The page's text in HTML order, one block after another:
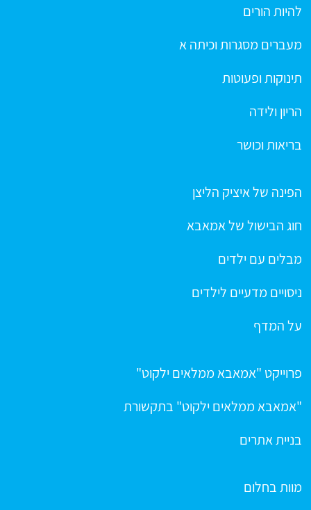
להיות הורים
מעברים מסגרות וכיתה א
תינוקות ופעוטות
הריון ולידה
בריאות וכושר
הפינה של איציק הליצן
חוג הבישול של אמאבא
מבלים עם ילדים
ניסויים מדעיים לילדים
על המדף
פרוייקט "אמאבא ממלאים ילקוט"
"אמאבא ממלאים ילקוט" בתקשורת
בניית אתרים
מוות בחלום